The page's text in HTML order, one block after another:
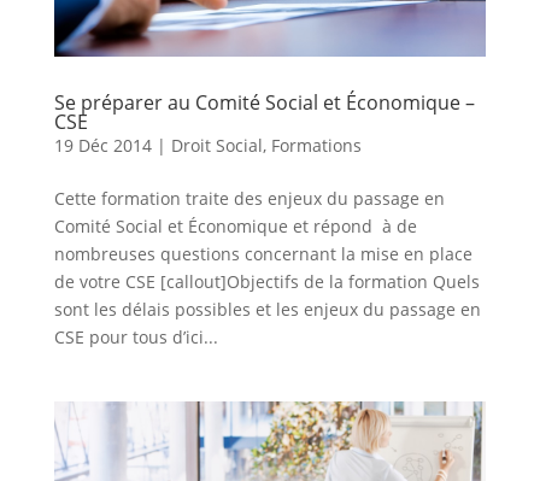
Se préparer au Comité Social et Économique –
CSE
19 Déc 2014| Droit Social, Formations
Cette formation traite des enjeux du passage en
Comité Social et Économique et répond à de
nombreuses questions concernant la mise en place
de votre CSE [callout]Objectifs de la formation Quels
sont les délais possibles et les enjeux du passage en
CSE pour tous d’ici...